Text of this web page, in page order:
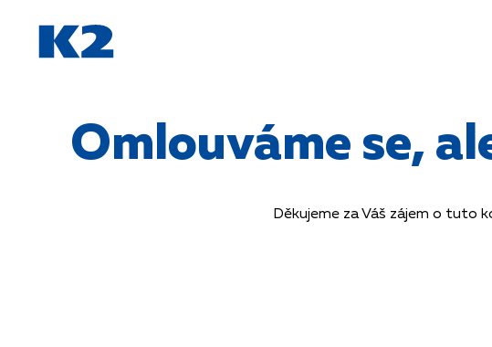
Omlouváme se,
Děkujeme za Váš zájem o tuto